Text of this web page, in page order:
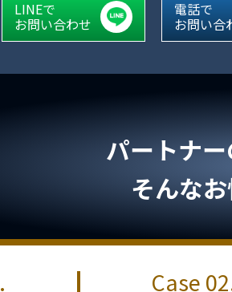
LINEで
お問い合わせ
電話で
お問い合
パートナ
そんな